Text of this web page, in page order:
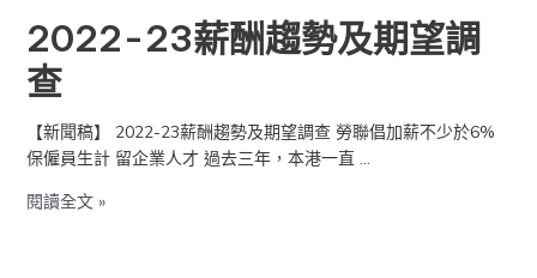
2022-23薪酬趨勢及期望調
查
【新聞稿】 2022-23薪酬趨勢及期望調查 勞聯倡加薪不少於6%
保僱員生計 留企業人才 過去三年，本港一直 …
及
期
望
調
查
閱讀全文 »